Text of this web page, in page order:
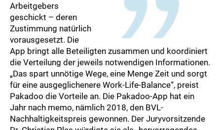
Arbeitgebers
geschickt – deren
Zustimmung natürlich
vorausgesetzt. Die
App bringt alle Beteiligten zusammen und koordiniert
die Verteilung der jeweils notwendigen Informationen.
„Das spart unnötige Wege, eine Menge Zeit und sorgt
für eine ausgeglichenere Work-Life-Balance“, preist
Pakadoo die Vorteile an. Die Pakadoo-App hat ein
Jahr nach memo, nämlich 2018, den BVL-
Nachhaltigkeitspreis gewonnen. Der Juryvorsitzende